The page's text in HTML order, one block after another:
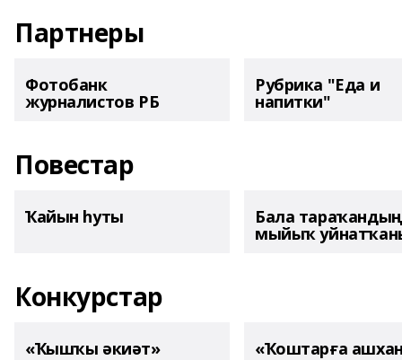
Партнеры
Фотобанк
журналистов РБ
Рубрика "Еда и
напитки"
Повестар
Ҡайын һуты Бала тараҡандың
мыйыҡ
Конкурстар
«Ҡышҡы әкиәт» «Ҡоштарға